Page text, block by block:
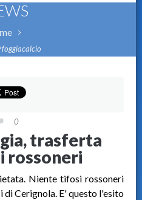
foggiacalcio
0
trasferta
rossoneri
Niente tifosi rossoneri
di Cerignola. E' questo l'esito